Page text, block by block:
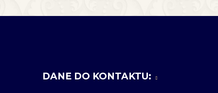
DANE DO KONTAKTU: